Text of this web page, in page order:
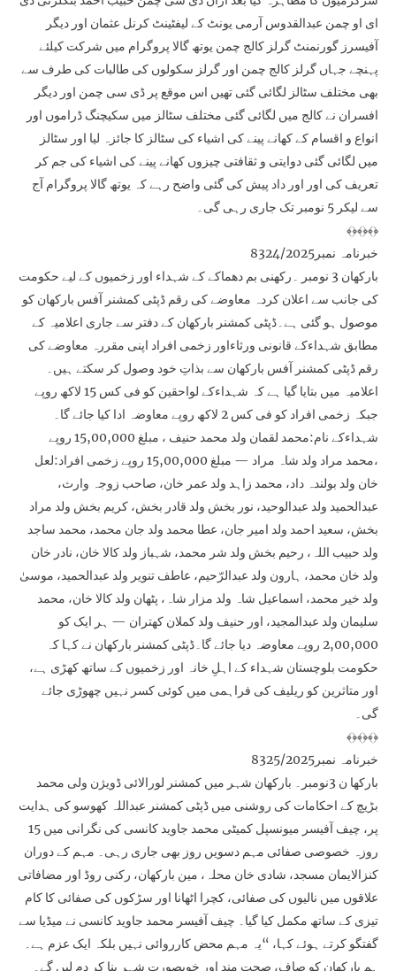
ای او چمن عبدالقدوس آرمی یونٹ کے لیفٹینٹ کرنل عثمان اور دیگر
آفیسرز گورنمنٹ گرلز کالج چمن یوتھ گالا پروگرام میں شرکت کیلئے
پہنچے جہاں گرلز کالج چمن اور گرلز سکولوں کی طالبات کی طرف سے
بھی مختلف سٹالز لگائی گئی تھیں اس موقع پر ڈی سی چمن اور دیگر
افسران نے کالج میں لگائی گئی مختلف سٹالز میں سکیچنگ ڈراموں اور
انواع و اقسام کے کھانے پینے کی اشیاء کی سٹالز کا جائزہ لیا اور سٹالز
میں لگائی گئی دوایتی و ثقافتی چیزوں کھانے پینے کی اشیاء کی جم کر
تعریف کی اور اور داد پیش کی گئی واضح رہے کہ یوتھ گالا پروگرام آج
سے لیکر 5 نومبر تک جاری رہی گی۔
﴾﴿﴾﴿﴾﴿
خبرنامہ نمبر8324/2025
بارکھان 3 نومبر ۔رکھنی بم دھماکے کے شہداء اور زخمیوں کے لیے حکومت
کی جانب سے اعلان کردہ معاوضے کی رقم ڈپٹی کمشنر آفس بارکھان کو
موصول ہو گئی ہے۔ڈپٹی کمشنر بارکھان کے دفتر سے جاری اعلامیہ کے
مطابق شہداءکے قانونی ورثاءاور زخمی افراد اپنی مقررہ معاوضے کی
رقم ڈپٹی کمشنر آفس بارکھان سے بذاتِ خود وصول کر سکتے ہیں۔
اعلامیہ میں بتایا گیا ہے کہ شہداءکے لواحقین کو فی کس 15 لاکھ روپے
جبکہ زخمی افراد کو فی کس 2 لاکھ روپے معاوضہ ادا کیا جائے گا۔
شہداءکے نام:محمد لقمان ولد محمد حنیف ، مبلغ 15,00,000 روپے
،محمد مراد ولد شاہ مراد — مبلغ 15,00,000 روپے زخمی افراد:لعل
خان ولد بولندہ داد، محمد زاہد ولد عمر خان، صاحب زوجہ وارث،
عبدالحمید ولد عبدالوحید، نور بخش ولد قادر بخش، کریم بخش ولد مراد
بخش، سعید احمد ولد امیر جان، عطا محمد ولد جان محمد، محمد ساجد
ولد حبیب اللہ، رحیم بخش ولد شر محمد، شہباز ولد کالا خان، نادر خان
ولد خان محمد، ہارون ولد عبدالرّحیم، عاطف تنویر ولد عبدالحمید، موسیٰ
ولد خیر محمد، اسماعیل شاہ ولد مزار شاہ، پٹھان ولد کالا خان، محمد
سلیمان ولد عبدالمجید، اور حنیف ولد کملان کھتران — ہر ایک کو
2,00,000 روپے معاوضہ دیا جائے گا۔ڈپٹی کمشنر بارکھان نے کہا کہ
حکومت بلوچستان شہداء کے اہلِ خانہ اور زخمیوں کے ساتھ کھڑی ہے،
اور متاثرین کو ریلیف کی فراہمی میں کوئی کسر نہیں چھوڑی جائے
گی۔
﴾﴿﴾﴿﴾﴿
خبرنامہ نمبر8325/2025
بارکھا ن 3نومبر۔ بارکھان شہر میں کمشنر لورالائی ڈویژن ولی محمد
بڑیچ کے احکامات کی روشنی میں ڈپٹی کمشنر عبداللہ کھوسو کی ہدایت
پر، چیف آفیسر میونسپل کمیٹی محمد جاوید کانسی کی نگرانی میں 15
روزہ خصوصی صفائی مہم دسویں روز بھی جاری رہی۔ مہم کے دوران
کنزالایمان مسجد، شادی خان محلہ، مین بارکھان، رکنی روڈ اور مضافاتی
علاقوں میں نالیوں کی صفائی، کچرا اٹھانا اور سڑکوں کی صفائی کا کام
تیزی کے ساتھ مکمل کیا گیا۔ چیف آفیسر محمد جاوید کانسی نے میڈیا سے
گفتگو کرتے ہوئے کہا، “یہ مہم محض کارروائی نہیں بلکہ ایک عزم ہے۔
ہم بارکھان کو صاف، صحت مند اور خوبصورت شہر بنا کر دم لیں گے۔